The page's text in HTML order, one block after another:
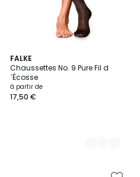
FALKE
Chaussettes No. 9 Pure Fil d
´Écosse
à partir de
17,50 €
13
Couleurs